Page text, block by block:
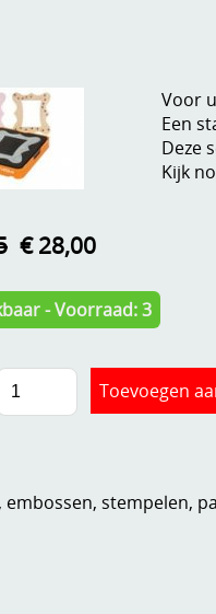
Voor
Een
Deze
Kijk
€ 28,00
- Voorraad: 3
embossen, stempelen,